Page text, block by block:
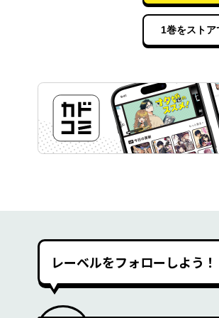
1巻をストア
レーベルをフォローしよう！